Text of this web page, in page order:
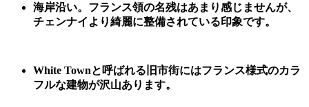
海岸沿い。フランス領の名残はあまり感じませんが、
チェンナイより綺麗に整備されている印象です。
White Townと呼ばれる旧市街にはフランス様式のカラ
フルな建物が沢山あります。